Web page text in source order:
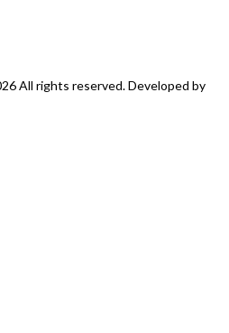
All rights reserved. Developed by